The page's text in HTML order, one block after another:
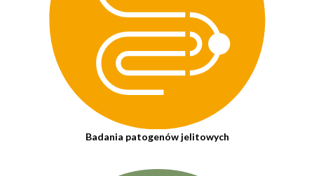
Badania patogenów jelitowych